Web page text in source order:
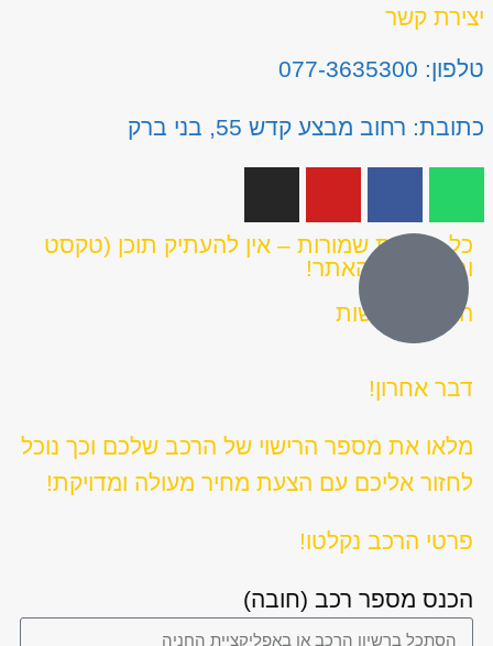
יצירת קשר
טלפון: 077-3635300
כתובת: רחוב מבצע קדש 55, בני ברק
כל הזכויות שמורות – אין להעתיק תוכן (טקסט
ותמונות) מהאתר!
הצהרת נגישות
דבר אחרון!
מלאו את מספר הרישוי של הרכב שלכם וכך נוכל
לחזור אליכם עם הצעת מחיר מעולה ומדויקת!
פרטי הרכב נקלטו!
הכנס מספר רכב (חובה)